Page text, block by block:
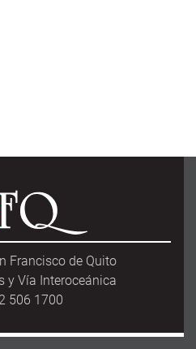
Francisco de Quito
y Vía Interoceánica
506 1700